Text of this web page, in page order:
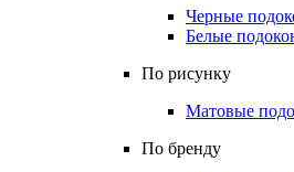
Черные
Белые
По рисунку
Матовые
По бренду